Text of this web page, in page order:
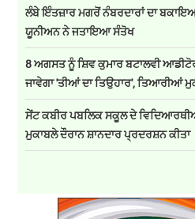
ਲੰਬੇ ਇੰਤਜ਼ਾਰ ਮਗਰੋਂ ਨੰਬਰਦਾਰਾਂ ਦਾ
ਯੂਨੀਅਨ ਨੇ ਜਤਾਇਆ ਸੰਤੋਖ
8 ਅਗਸਤ ਨੂੰ ਸ਼ਿਵ ਕੁਮਾਰ ਬਟਾਲਵੀ
ਜਾਵੇਗਾ 'ਤੀਆਂ ਦਾ ਤਿਉਹਾਰ', ਤਿਆਰੀਆਂ
ਸੇਂਟ ਕਬੀਰ ਪਬਲਿਕ ਸਕੂਲ ਦੇ
ਮੁਕਾਬਲੇ ਦੌਰਾਨ ਸ਼ਾਨਦਾਰ ਪ੍ਰਦਰਸ਼ਨ ਕੀਤਾ